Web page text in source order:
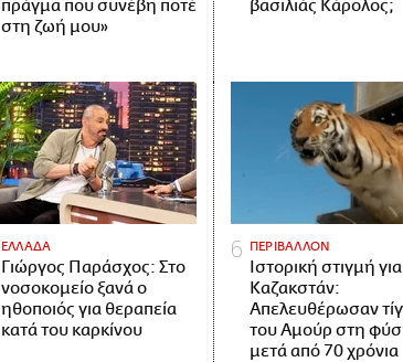
πράγμα που συνέβη ποτέ
στη ζωή μου»
βασιλιάς Κάρολος;
ΕΛΛΑΔΑ
Γιώργος Παράσχος: Στο
νοσοκομείο ξανά ο
ηθοποιός για θεραπεία
κατά του καρκίνου
ΠΕΡΙΒΑΛΛΟΝ
Ιστορική στιγμή
Καζακστάν:
Απελευθέρωσαν
του Αμούρ στη
μετά από 70 χρόνια